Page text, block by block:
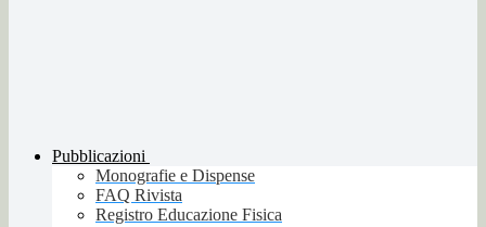
Pubblicazioni
Monografie e Dispense
FAQ Rivista
Registro Educazione Fisica